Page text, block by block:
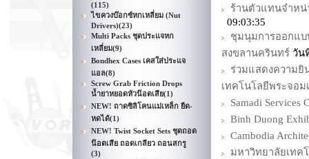
(115)
ไขควงบ๊อกซ์หกเหลี่ยม (Nut
Drivers)(23)
Multi Packs ชุดประแจหก
เหลี่ยม(9)
Bondhex Cases เคสใส่ประแจ
แอล(8)
Screw Grab Friction Drops
น้ำยาหยอดหัวน๊อตเสีย(1)
NEW! ถาดซิลิโคนแม่เหล็ก ยืด-
หดได้(1)
NEW! Twist Socket Sets ชุดถอด
น๊อตเสีย ถอดเกลียว ถอนสกรู
(3)
ร้านตัวแทนจำหน่
09:03:35
ชุมนุมการออกแ
สงขลานครินทร์ วัน
ร่วมแสดงความยิ
เทคโนโลยีพระจอม
Samadi Services
Binh Duong
Cambodia
มหาวิทยาลัยเทค